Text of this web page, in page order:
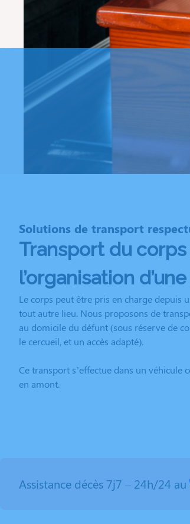
Solutions de transport
Transport du
l’organisation
Le corps peut être pris en charge depuis
tout autre lieu. Nous proposons de
au domicile du défunt (sous réserve de
le cercueil, et un accès adapté).
Ce transport s’effectue dans un véhicule
en amont.
Assistance décès 7j7 – 24h/24 au